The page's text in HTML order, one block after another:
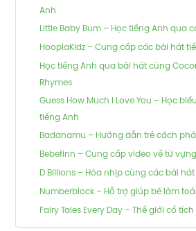
Anh
Little Baby Bum – Học tiếng Anh qua
HooplaKidz – Cung cấp các bài hát
Học tiếng Anh qua bài hát cùng
Rhymes
Guess How Much I Love You – Học
tiếng Anh
Badanamu – Hướng dẫn trẻ cách
Bebefinn – Cung cấp video về từ
D Billions – Hòa nhịp cùng các bài
Numberblock – Hỗ trợ giúp bé làm
Fairy Tales Every Day – Thế giới cổ